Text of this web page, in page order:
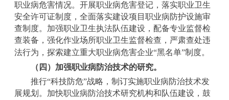
职业病危害情况。开展职业病危害登记，落实职业卫生
安全许可证制度，全面落实建设项目职业病防护设施审
查制度。加强职业卫生执法队伍建设，配备专业监督检
查装备，强化作业场所职业卫生监督检查，严肃查处违
法行为，探索建立重大职业病危害企业“黑名单”制度。
（四）加强职业病防治技术的研究。
推行“科技防危”战略，制订实施职业病防治技术发
展规划。加快职业病防治技术研究机构和队伍建设，鼓